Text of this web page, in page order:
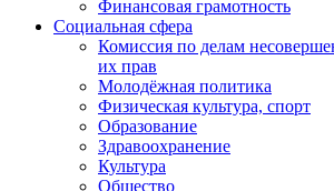
Финансовая грамотность
Социальная сфера
Комиссия по делам
их прав
Молодёжная политика
Физическая культура, спорт
Образование
Здравоохранение
Культура
Общество